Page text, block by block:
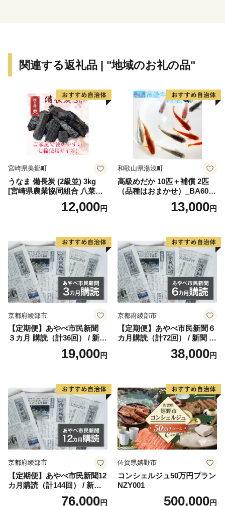
関連する返礼品 | "地域のお礼の品"
宮崎県美郷町
うなま 備長炭 (2級並) 3kg
[宮崎県農業協同組合 八菜館
ひゅうが店 宮崎県 美郷町 31
ap0012] BBQ 七輪 焼肉 高火
ュー 宮崎県 産 送料無料
12,000円
和歌山県湯浅町
高級めだか 10匹＋補償 2匹
（品種はおまかせ）_BA6001
13,000円
京都府綾部市
【定期便】あやべ市民新聞
３カ月 購読（計36回） / 新聞
情報誌 定期購読 綾部市 / 株
式会社あやべ市民新聞社［B
19,000円
京都府綾部市
【定期便】あやべ市民新聞６
カ月購読（計72回） / 新聞 情
報誌 定期購読 綾部市 / 株式
会社あやべ市民新聞社［BSC
38,000円
京都府綾部市
【定期便】あやべ市民新聞12
カ月購読（計144回） / 新聞
情報誌 定期購読 綾部市 / 株
式会社あやべ市民新聞社［B
76,000円
佐賀県嬉野市
コンシェルジュ50万円プラン
NZY001
500,000円